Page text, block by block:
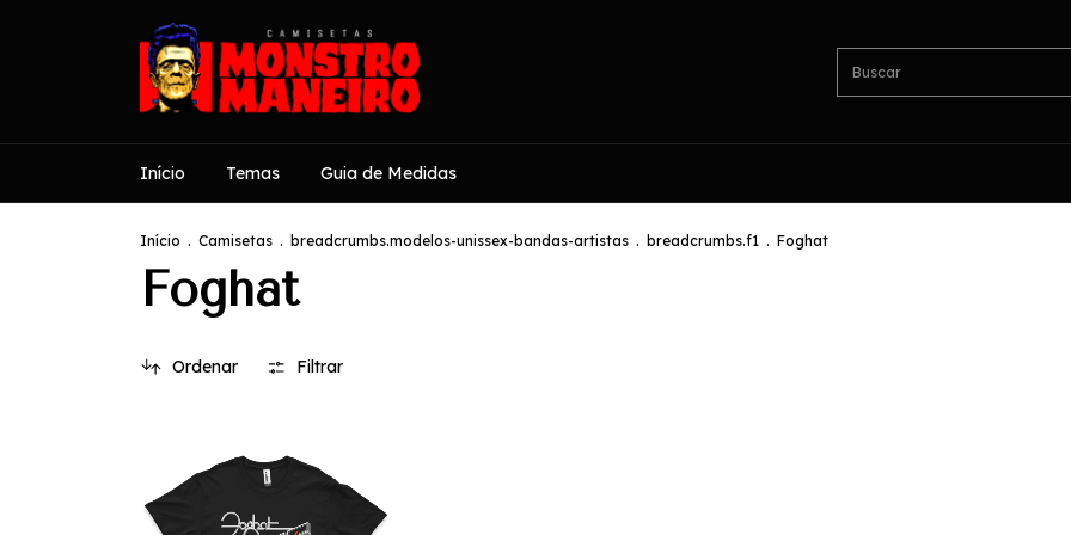
Início Temas Guia de Medidas
Início . Camisetas . breadcrumbs.modelos-unissex-bandas-artistas . breadcrumbs.f1 . Foghat
Foghat
Ordenar Filtrar